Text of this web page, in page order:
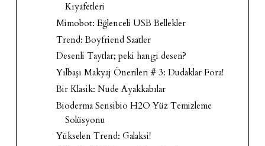
Kıyafetleri
Mimobot: Eğlenceli USB Bellekler
Trend: Boyfriend Saatler
Desenli Taytlar; peki hangi desen?
Yılbaşı Makyaj Önerileri # 3: Dudaklar Fora!
Bir Klasik: Nude Ayakkabılar
Bioderma Sensibio H2O Yüz Temizleme
Solüsyonu
Yükselen Trend: Galaksi!